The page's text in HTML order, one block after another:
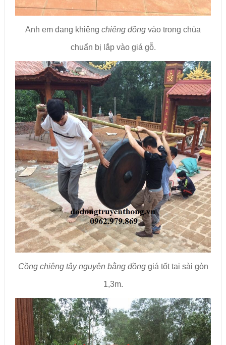
Anh em đang khiêng chiêng đồng vào trong chùa
chuẩn bị lắp vào giá gỗ.
Cồng chiêng tây nguyên bằng đồnggiá tốt tại sài gòn
1,3m.